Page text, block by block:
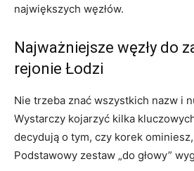
największych węzłów.
Najważniejsze węzły do
rejonie Łodzi
Nie trzeba znać wszystkich nazw i
Wystarczy kojarzyć kilka
decydują o tym, czy korek
Podstawowy zestaw „do głowy”